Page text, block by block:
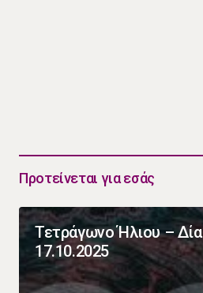
Προτείνεται για εσάς
Τετράγωνο Ήλιου – Δία
17.10.2025